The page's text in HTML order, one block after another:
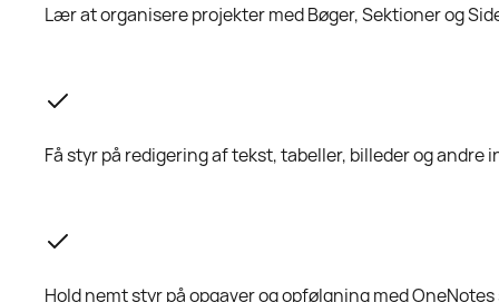
Lær at organisere projekter med Bøger, Sektioner og
Få styr på redigering af tekst, tabeller, billeder og andre
Hold nemt styr på opgaver og opfølgning med